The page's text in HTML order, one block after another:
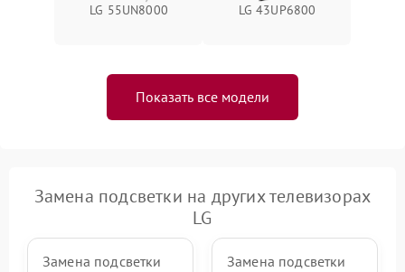
LG 55UN8000 LG 43UP6800
Показать все модели
Замена подсветки на других телевизорах
LG
Замена подсветки
Замена подсветки